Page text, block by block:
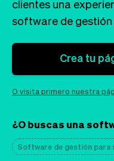
Marketing
clientes una
software de
Crea tu
O visita primero nuestra
¿O buscas una
Software de gestión para